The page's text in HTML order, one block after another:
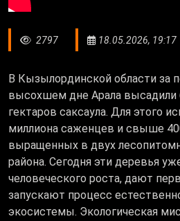
2797 18.05.2026, 19:17
В Кызылординской области за
высохшем дне Арала высадили
гектаров саксаула. Для этого
миллиона саженцев и свыше
выращенных в двух
района. Сегодня эти деревья
человеческого роста, дают
запускают процесс
экосистемы. Экологическая